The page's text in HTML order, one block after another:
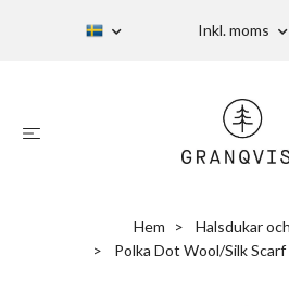
Inkl. moms
Hem
Halsdukar
Polka Dot Wool/Silk